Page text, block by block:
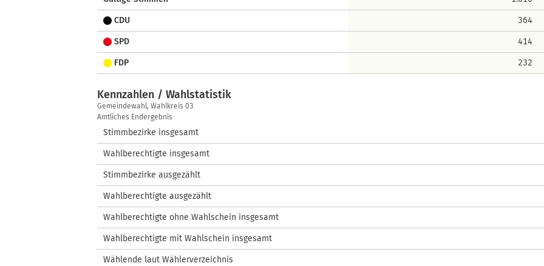
CDU 364
SPD 414
FDP 232
Kennzahlen / Wahlstatistik
Kennzahlen
/
Wahlstatistik
Gemeindewahl, Wahlkreis 03
Amtliches Endergebnis
Stimmbezirke insgesamt
Wahlberechtigte insgesamt
Stimmbezirke ausgezählt
Wahlberechtigte ausgezählt
Wahlberechtigte ohne Wahlschein insgesamt
Wahlberechtigte mit Wahlschein insgesamt
Wählende laut Wählerverzeichnis